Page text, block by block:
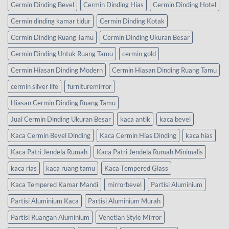
Cermin Dinding Bevel
Cermin Dinding Hias
Cermin Dinding Hotel
Cermin dinding kamar tidur
Cermin Dinding Kotak
Cermin Dinding Ruang Tamu
Cermin Dinding Ukuran Besar
Cermin Dinding Untuk Ruang Tamu
cermin gold
Cermin Hiasan Dinding Modern
Cermin Hiasan Dinding Ruang Tamu
cermin silver life
furnituremirror
Hiasan Cermin Dinding Ruang Tamu
Jual Cermin Dinding Ukuran Besar
kaca antik
kaca bevel
Kaca Cermin Bevel Dinding
Kaca Cermin Hias Dinding
kaca hias
Kaca Patri Jendela Rumah
Kaca Patri Jendela Rumah Minimalis
kaca rias
kaca ruang tamu
Kaca Tempered Glass
Kaca Tempered Kamar Mandi
mirrorbevel
Partisi Aluminium
Partisi Aluminium Kaca
Partisi Aluminium Murah
Partisi Ruangan Aluminium
Venetian Style Mirror